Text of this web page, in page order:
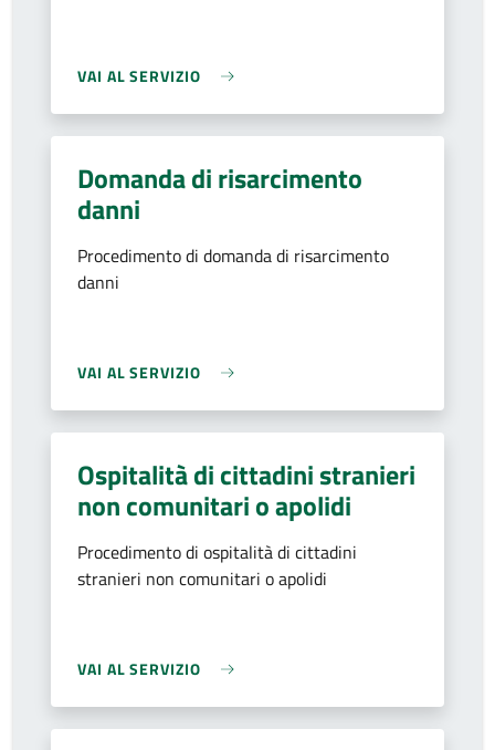
VAI AL SERVIZIO
Domanda di risarcimento
danni
Procedimento di domanda di risarcimento
danni
VAI AL SERVIZIO
Ospitalità di cittadini stranieri
non comunitari o apolidi
Procedimento di ospitalità di cittadini
stranieri non comunitari o apolidi
VAI AL SERVIZIO